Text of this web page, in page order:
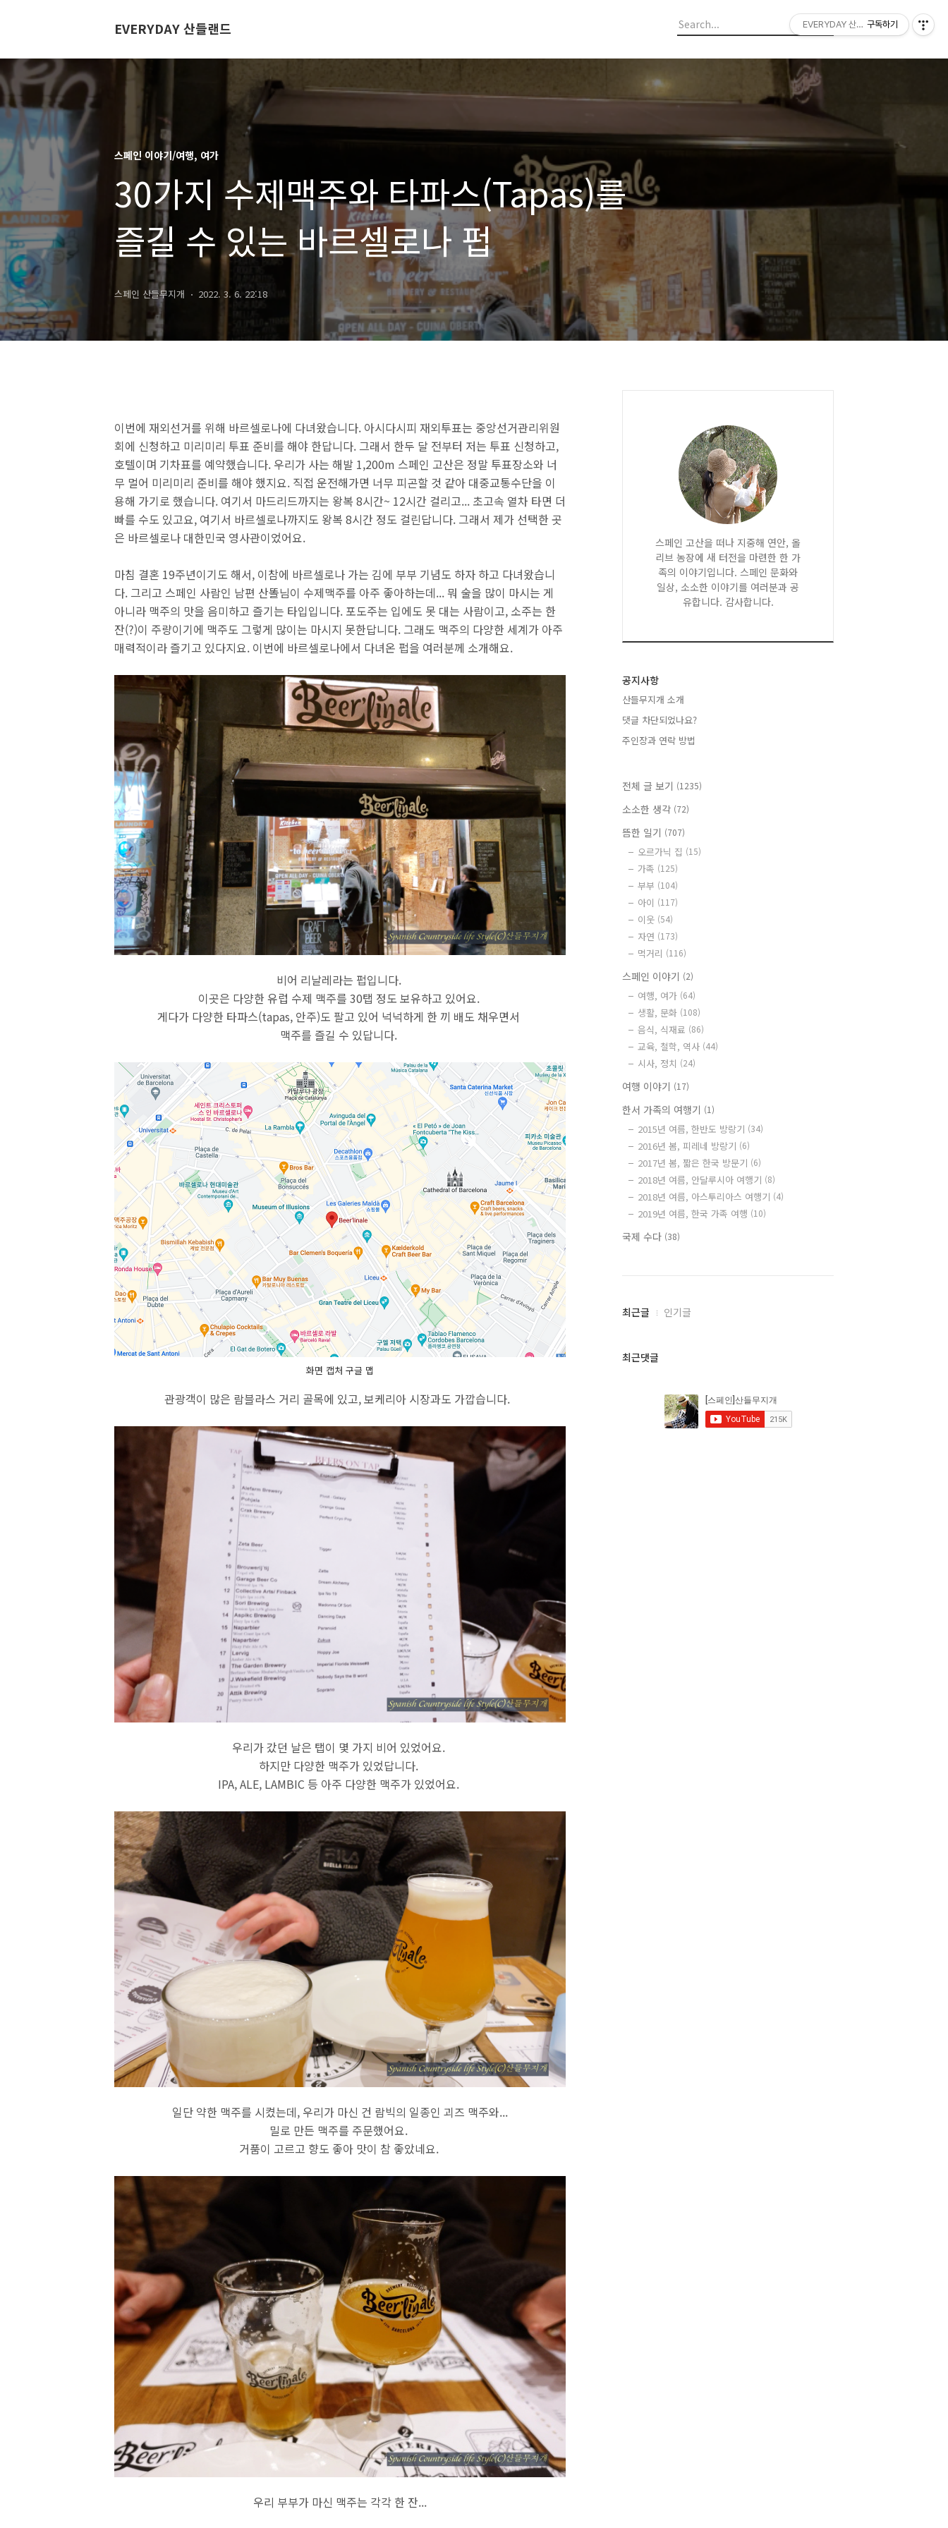
EVERYDAY 산들랜드
스페인 이야기/여행, 여가
30가지 수제맥주와 타파스(Tapas)를
즐길 수 있는 바르셀로나 펍
스페인 산들무지개 2022. 3. 6. 22:18
이번에 재외선거를 위해 바르셀로나에 다녀왔습니다. 아시다시피 재외투표는 중앙선거관리위원
회에 신청하고 미리미리 투표 준비를 해야 한답니다. 그래서 한두 달 전부터 저는 투표 신청하고,
호텔이며 기차표를 예약했습니다. 우리가 사는 해발 1,200m 스페인 고산은 정말 투표장소와 너
무 멀어 미리미리 준비를 해야 했지요. 직접 운전해가면 너무 피곤할 것 같아 대중교통수단을 이
용해 가기로 했습니다. 여기서 마드리드까지는 왕복 8시간~ 12시간 걸리고... 초고속 열차 타면 더
빠를 수도 있고요, 여기서 바르셀로나까지도 왕복 8시간 정도 걸린답니다. 그래서 제가 선택한 곳
은 바르셀로나 대한민국 영사관이었어요.
마침 결혼 19주년이기도 해서, 이참에 바르셀로나 가는 김에 부부 기념도 하자 하고 다녀왔습니
다. 그리고 스페인 사람인 남편 산똘님이 수제맥주를 아주 좋아하는데... 뭐 술을 많이 마시는 게
아니라 맥주의 맛을 음미하고 즐기는 타입입니다. 포도주는 입에도 못 대는 사람이고, 소주는 한
잔(?)이 주량이기에 맥주도 그렇게 많이는 마시지 못한답니다. 그래도 맥주의 다양한 세계가 아주
매력적이라 즐기고 있다지요. 이번에 바르셀로나에서 다녀온 펍을 여러분께 소개해요.
비어 리날레라는 펍입니다.
이곳은 다양한 유럽 수제 맥주를 30탭 정도 보유하고 있어요.
게다가 다양한 타파스(tapas, 안주)도 팔고 있어 넉넉하게 한 끼 배도 채우면서
맥주를 즐길 수 있답니다.
화면 캡처 구글 맵
관광객이 많은 람블라스 거리 골목에 있고, 보케리아 시장과도 가깝습니다.
우리가 갔던 날은 탭이 몇 가지 비어 있었어요.
하지만 다양한 맥주가 있었답니다.
IPA, ALE, LAMBIC 등 아주 다양한 맥주가 있었어요.
일단 약한 맥주를 시켰는데, 우리가 마신 건 람빅의 일종인 괴즈 맥주와...
밀로 만든 맥주를 주문했어요.
거품이 고르고 향도 좋아 맛이 참 좋았네요.
우리 부부가 마신 맥주는 각각 한 잔...
스페인 고산을 떠나 지중해 연안, 올
리브 농장에 새 터전을 마련한 한 가
족의 이야기입니다. 스페인 문화와
일상, 소소한 이야기를 여러분과 공
유합니다. 감사합니다.
공지사항
산들무지개 소개
댓글 차단되었나요?
주인장과 연락 방법
전체 글 보기 (1235)
소소한 생각 (72)
뜸한 일기 (707)
오르가닉 집 (15)
가족 (125)
부부 (104)
아이 (117)
이웃 (54)
자연 (173)
먹거리 (116)
스페인 이야기 (2)
여행, 여가 (64)
생활, 문화 (108)
음식, 식재료 (86)
교육, 철학, 역사 (44)
시사, 정치 (24)
여행 이야기 (17)
한서 가족의 여행기 (1)
2015년 여름, 한반도 방랑기 (34)
2016년 봄, 피레네 방랑기 (6)
2017년 봄, 짧은 한국 방문기 (6)
2018년 여름, 안달루시아 여행기 (8)
2018년 여름, 아스투리아스 여행기 (4)
2019년 여름, 한국 가족 여행 (10)
국제 수다 (38)
최
과
최근글 인기글
최근댓글
EVERYDAY 산들랜드구독하기